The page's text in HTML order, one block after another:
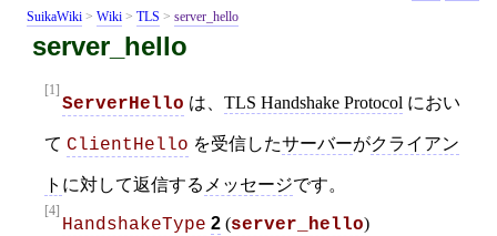
SuikaWiki > Wiki > TLS > server_hello
server_hello
[1]
ServerHello は、 TLS Handshake Protocol におい
て ClientHello を受信したサーバーがクライアン
ト に対して返信する メッセージです。
[4]
HandshakeType 2 (server_hello)